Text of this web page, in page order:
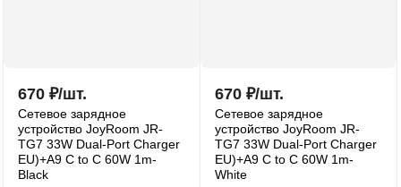
670 ₽/шт.
Сетевое зарядное
устройство JoyRoom JR-
TG7 33W Dual-Port Charger
EU)+A9 C to C 60W 1m-
Black
670 ₽/шт.
Сетевое зарядное
устройство JoyRoom JR-
TG7 33W Dual-Port Charger
EU)+A9 C to C 60W 1m-
White